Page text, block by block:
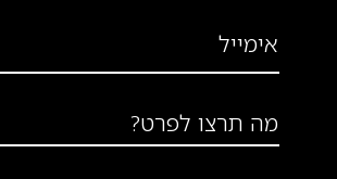
אימייל
מה תרצו לפרט?